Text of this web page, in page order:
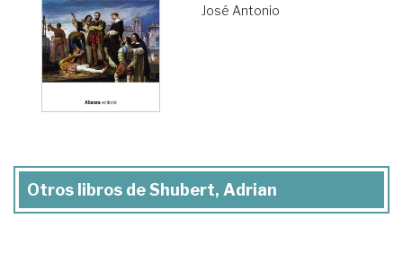
José Antonio
Otros libros de Shubert, Adrian